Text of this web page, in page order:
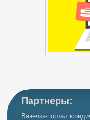
Партнеры:
Ванечка-портал